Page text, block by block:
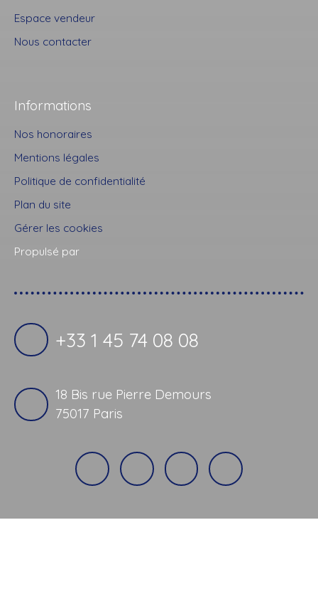
Espace vendeur
Nous contacter
Informations
Nos honoraires
Mentions légales
Politique de confidentialité
Plan du site
Gérer les cookies
Propulsé par
+33 1 45 74 08 08
18 Bis rue Pierre Demours
75017 Paris